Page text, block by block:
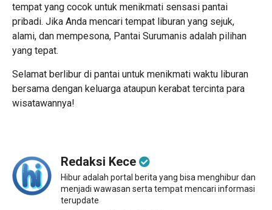
tempat yang cocok untuk menikmati sensasi pantai
pribadi. Jika Anda mencari tempat liburan yang sejuk,
alami, dan mempesona, Pantai Surumanis adalah pilihan
yang tepat.
Selamat berlibur di pantai untuk menikmati waktu liburan
bersama dengan keluarga ataupun kerabat tercinta para
wisatawannya!
Redaksi Kece
Hibur adalah portal berita yang bisa menghibur dan
menjadi wawasan serta tempat mencari informasi
terupdate